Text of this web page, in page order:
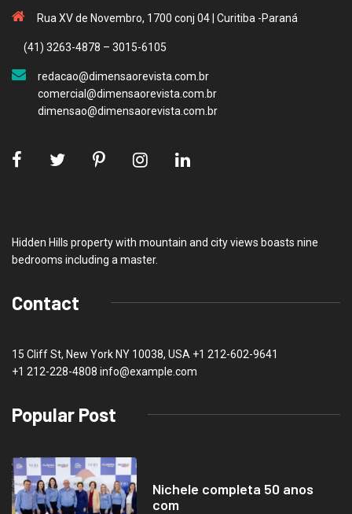
Rua XV de Novembro, 1700 conj 04 | Curitiba -Paraná
(41) 3263-4878 – 3015-6105
redacao@dimensaorevista.com.br
comercial@dimensaorevista.com.br
dimensao@dimensaorevista.com.br
Hidden Hills property with mountain and city views boasts nine
bedrooms including a master.
Contact
15 Cliff St, New York NY 10038, USA +1 212-602-9641
+1 212-228-4808 info@example.com
Popular Post
Nichele completa 50 anos
com